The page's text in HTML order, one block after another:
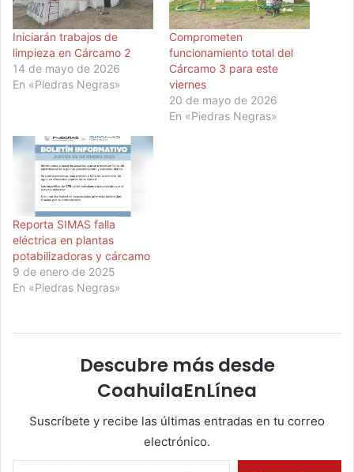
Iniciarán trabajos de
limpieza en Cárcamo 2
14 de mayo de 2026
En «Piedras Negras»
Comprometen
funcionamiento total del
Cárcamo 3 para este
viernes
20 de mayo de 2026
En «Piedras Negras»
Reporta SIMAS falla
eléctrica en plantas
potabilizadoras y cárcamo
9 de enero de 2025
En «Piedras Negras»
Descubre más desde
CoahuilaEnLínea
Suscríbete y recibe las últimas entradas en tu correo
electrónico.
Escribe tu correo electrónico…